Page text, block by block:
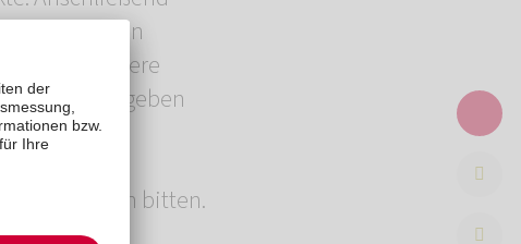
Ihren
können Tiere
übergeben
Gefallen bitten.
wir die